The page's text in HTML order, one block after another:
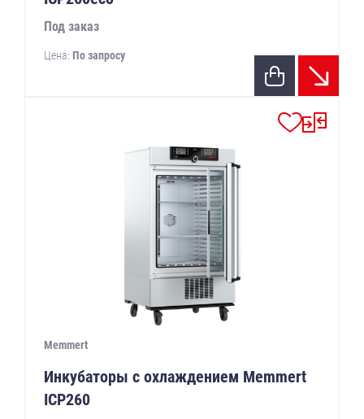
Под заказ
Цена: По запросу
Memmert
Инкубаторы с охлаждением Memmert
ICP260